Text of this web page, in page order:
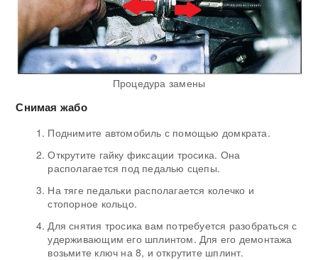
Процедура замены
Снимая жабо
Поднимите автомобиль с помощью домкрата.
Открутите гайку фиксации тросика. Она
располагается под педалью сцепы.
На тяге педальки располагается колечко и
стопорное кольцо.
Для снятия тросика вам потребуется разобраться с
удерживающим его шплинтом. Для его демонтажа
возьмите ключ на 8, и открутите шплинт.